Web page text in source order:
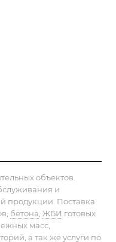
объектов
и
продукции. Поставка
бетона ЖБИ готовых
масс,
а так же услуги по